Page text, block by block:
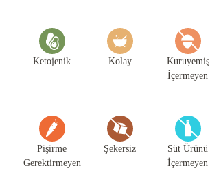
Ketojenik Kolay
Kuruyemiş
İçermeyen
Pişirme
Gerektirmeyen
Şekersiz
Süt Ürünü
İçermeyen